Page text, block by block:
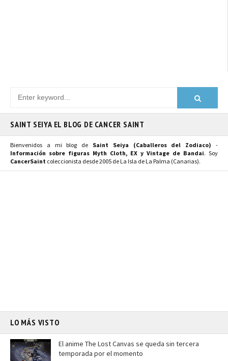
SAINT SEIYA EL BLOG DE CANCER SAINT
Bienvenidos a mi blog de Saint Seiya (Caballeros del Zodiaco) -
Información sobre figuras Myth Cloth, EX y Vintage de Bandai. Soy
CancerSaint coleccionista desde 2005 de La Isla de La Palma (Canarias).
LO MÁS VISTO
El anime The Lost Canvas se queda sin tercera
temporada por el momento